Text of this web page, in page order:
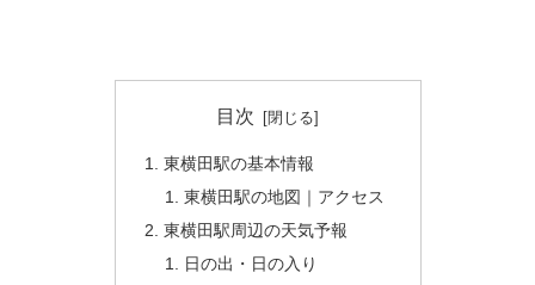
目次
東横田駅の基本情報
東横田駅の地図｜アクセス
東横田駅周辺の天気予報
日の出・日の入り